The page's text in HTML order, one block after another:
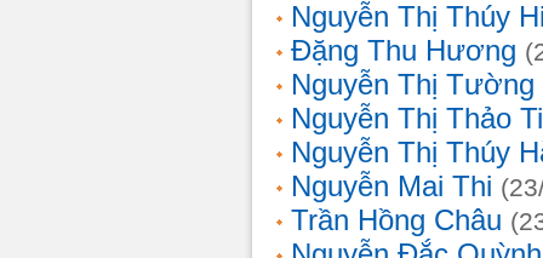
Nguyễn Thị Thúy
Đặng Thu Hương
Nguyễn Thị Tường
Nguyễn Thị Thảo
Nguyễn Thị Thúy
Nguyễn Mai Thi
Trần Hồng Châu